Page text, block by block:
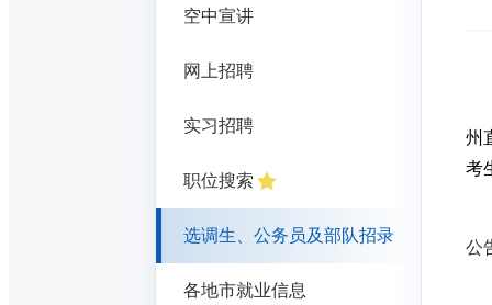
空中宣讲
网上招聘
实习招聘
职位搜索
选调生、公务员及部队招录
各地市就业信息
州
考
公